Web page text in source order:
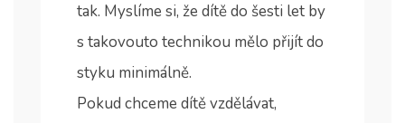
tak. Myslíme si, že dítě do šesti let by
s takovouto technikou mělo přijít do
styku minimálně.
Pokud chceme dítě vzdělávat,